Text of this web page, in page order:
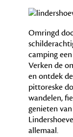
Omringd
camping
Verken de
en ontdek
pittoreske
wandelen,
genieten
allemaal.